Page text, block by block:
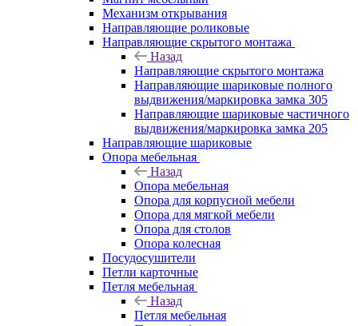
Механизм открывания
Направляющие роликовые
Направляющие скрытого монтажа
Назад
Направляющие скрытого монтажа
Направляющие шариковые полного
выдвижения/маркировка замка 305
Направляющие шариковые частичного
выдвижения/маркировка замка 205
Направляющие шариковые
Опора мебельная
Назад
Опора мебельная
Опора для корпусной мебели
Опора для мягкой мебели
Опора для столов
Опора колесная
Посудосушители
Петли карточные
Петля мебельная
Назад
Петля мебельная